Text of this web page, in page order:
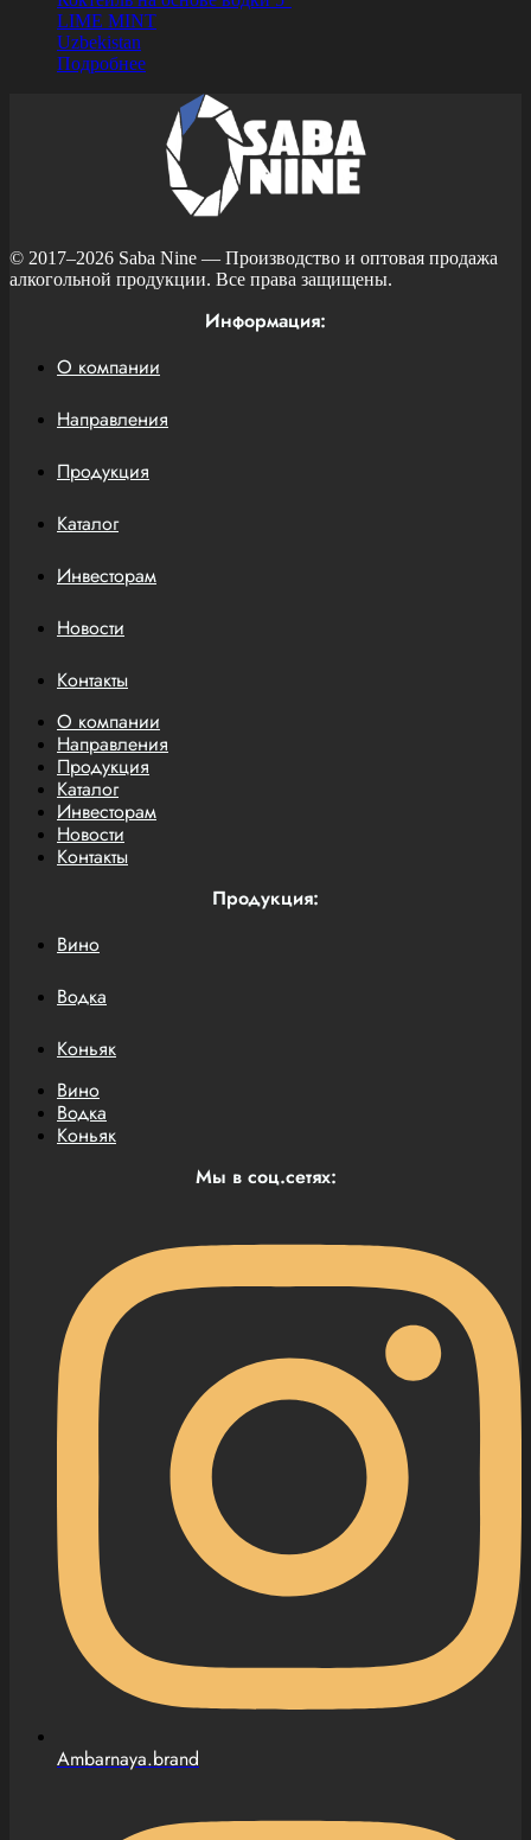
LIME MINT
Uzbekistan
Подробнее
© 2017–2026 Saba Nine — Производство и оптовая продажа
алкогольной продукции. Все права защищены.
Информация:
О компании
Направления
Продукция
Каталог
Инвесторам
Новости
Контакты
О компании
Направления
Продукция
Каталог
Инвесторам
Новости
Контакты
Продукция:
Вино
Водка
Коньяк
Вино
Водка
Коньяк
Мы в соц.сетях:
Ambarnaya.brand